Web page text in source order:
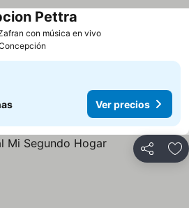
con música en vivoVer precios
Pettra
Ver precios
Compartir